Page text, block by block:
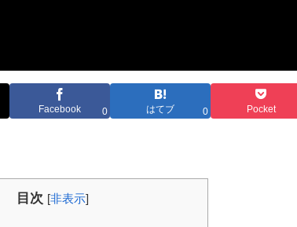
Facebook 0 はてブ 0 Pocket
目次 [非表示]